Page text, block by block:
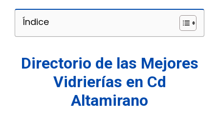
Índice
Directorio de las Mejores
Vidrierías en Cd
Altamirano